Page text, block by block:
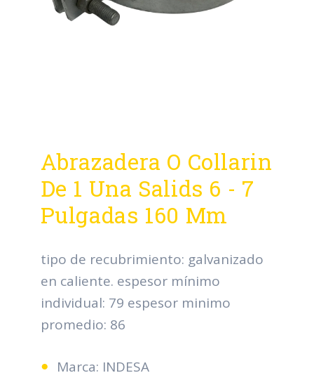
Abrazadera O Collarin
De 1 Una Salids 6 - 7
Pulgadas 160 Mm
tipo de recubrimiento: galvanizado
en caliente. espesor mínimo
individual: 79 espesor minimo
promedio: 86
Marca: INDESA